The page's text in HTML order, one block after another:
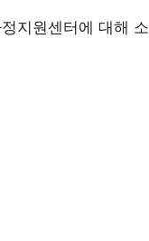
지원센터에 대해 소